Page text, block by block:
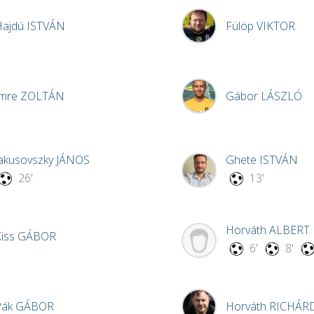
ISTVÁN
ZOLTÁN
JÁNOS
26'
GÁBOR
GÁBOR
Fülöp VIKTOR
Gábor LÁSZLÓ
Ghete ISTVÁN
13'
Horváth ALBERT
6'
8'
Horváth